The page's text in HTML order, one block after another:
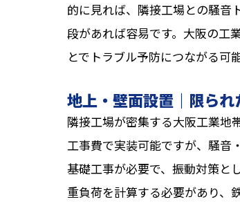
的に見れば、隣接工場との騒音
段があれば容易です。大阪の工
とでトラブル予防につながる可
地上・壁面設置｜限ら
隣接工場が密集する大阪工業地
工事費で実装可能ですが、騒音
基礎工事が必要で、振動対策と
重負荷を計算する必要があり、